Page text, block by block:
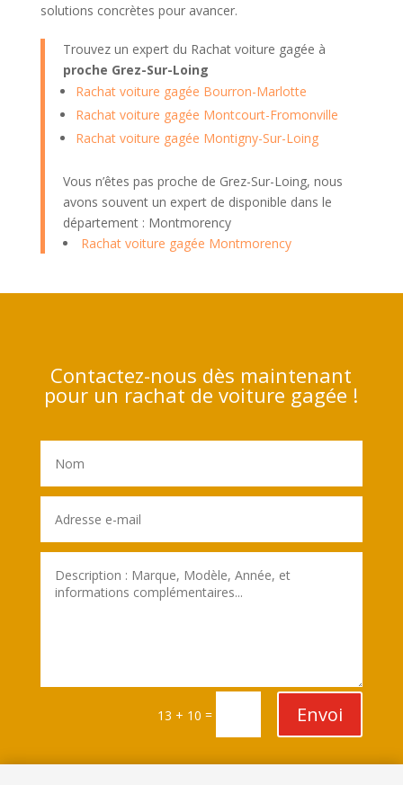
solutions concrètes pour avancer.
Trouvez un expert du Rachat voiture gagée à
proche Grez-Sur-Loing
Rachat voiture gagée Bourron-Marlotte
Rachat voiture gagée Montcourt-Fromonville
Rachat voiture gagée Montigny-Sur-Loing
Vous n’êtes pas proche de Grez-Sur-Loing, nous
avons souvent un expert de disponible dans le
département : Montmorency
Rachat voiture gagée Montmorency
Contactez-nous dès maintenant
pour un rachat de voiture gagée !
13 + 10 = Envoi